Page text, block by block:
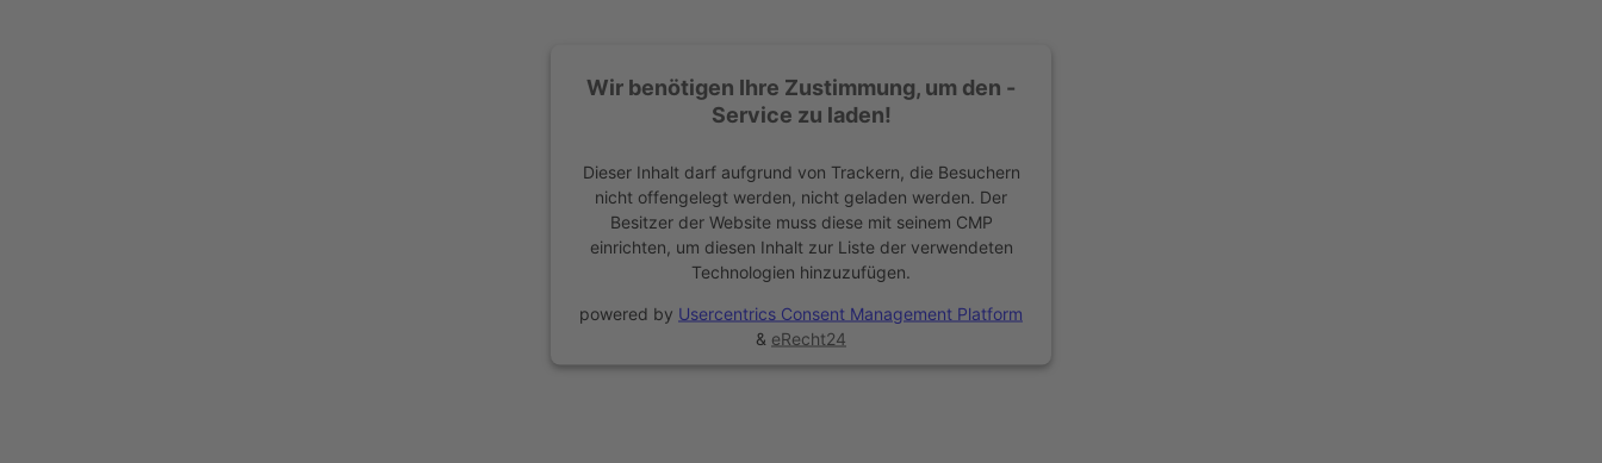
Wir benötigen Ihre Zustimmung, um den -
Service zu laden!
Dieser Inhalt darf aufgrund von Trackern, die Besuchern
nicht offengelegt werden, nicht geladen werden. Der
Besitzer der Website muss diese mit seinem CMP
einrichten, um diesen Inhalt zur Liste der verwendeten
Technologien hinzuzufügen.
powered by Usercentrics Consent Management Platform
& eRecht24